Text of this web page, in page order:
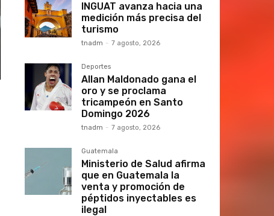
INGUAT avanza hacia una
medición más precisa del
turismo
tnadm - 7 agosto, 2026
Deportes
Allan Maldonado gana el
oro y se proclama
tricampeón en Santo
Domingo 2026
tnadm - 7 agosto, 2026
Guatemala
Ministerio de Salud afirma
que en Guatemala la
venta y promoción de
péptidos inyectables es
ilegal